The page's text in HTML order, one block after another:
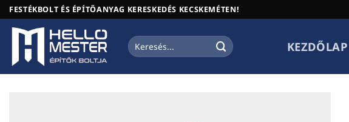
Skip
to
content
FESTÉKBOLT ÉS ÉPÍTŐANYAG KERESKEDÉS KECSKEMÉTEN!
Keresés
a
KEZDŐLAP